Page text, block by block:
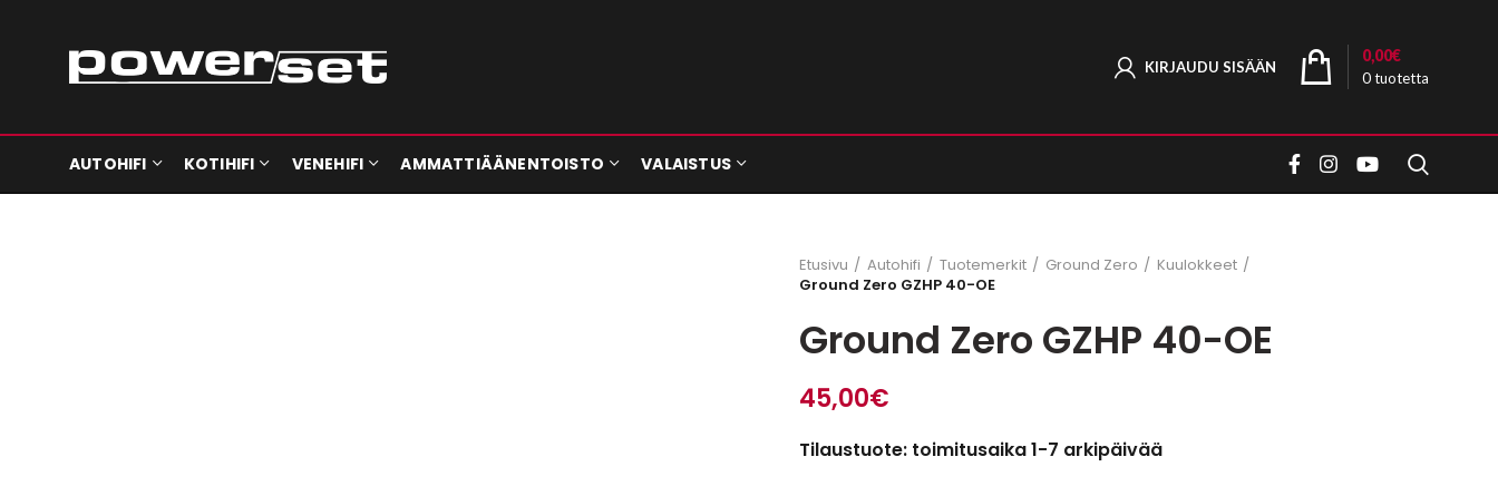
KIRJAUDU SISÄÄN
0tuotetta
0,00€
AUTOHIFI KOTIHIFI VENEHIFI AMMATTIÄÄNENTOISTO VALAISTUS
Etusivu Autohifi Tuotemerkit Ground Zero
Kuulokkeet
Ground Zero GZHP 40-OE
Ground Zero GZHP 40-OE
45,00€
Tilaustuote: toimitusaika 1-7 arkipäivää